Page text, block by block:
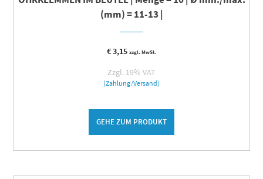
(mm) = 11-13 |
€3,15 zzgl. MwSt.
Zzgl. 19% VAT
(Zahlung/Versand)
GEHE ZUM PRODUKT